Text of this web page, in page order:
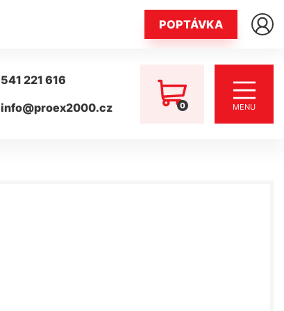
POPTÁVKA
541 221 616
info@proex2000.cz
0 MENU